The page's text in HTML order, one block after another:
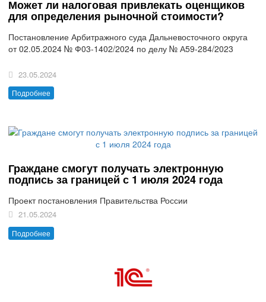
Может ли налоговая привлекать оценщиков
для определения рыночной стоимости?
Постановление Арбитражного суда Дальневосточного округа
от 02.05.2024 № Ф03-1402/2024 по делу № А59-284/2023
23.05.2024
Подробнее
Граждане смогут получать электронную
подпись за границей с 1 июля 2024 года
Проект постановления Правительства России
21.05.2024
Подробнее